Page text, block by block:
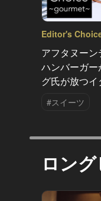
Editor's
アフタヌー
ハンバーガ
グ氏が放つ
#スイーツ
ロン